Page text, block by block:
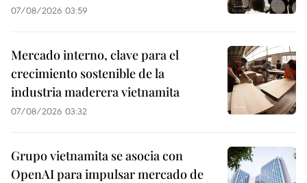
07/08/2026 03:59
Mercado interno, clave para el
crecimiento sostenible de la
industria maderera vietnamita
07/08/2026 03:32
Grupo vietnamita se asocia con
OpenAI para impulsar mercado de